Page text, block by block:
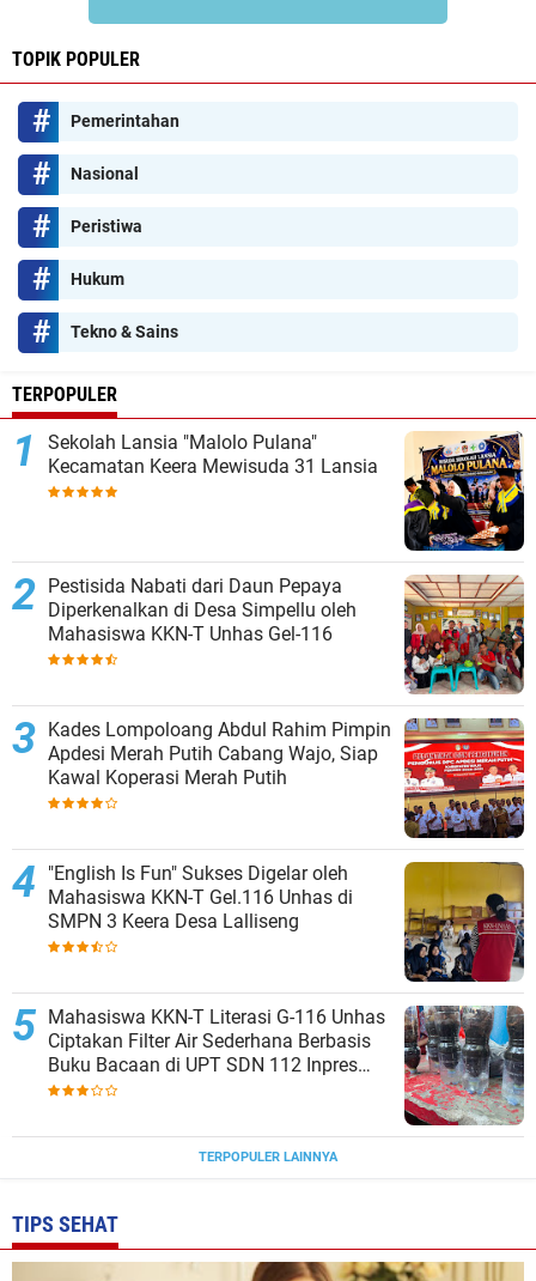
TOPIK POPULER
Pemerintahan
Nasional
Peristiwa
Hukum
Tekno & Sains
TERPOPULER
Sekolah Lansia "Malolo Pulana"
Kecamatan Keera Mewisuda 31 Lansia
Pestisida Nabati dari Daun Pepaya
Diperkenalkan di Desa Simpellu oleh
Mahasiswa KKN-T Unhas Gel-116
Kades Lompoloang Abdul Rahim Pimpin
Apdesi Merah Putih Cabang Wajo, Siap
Kawal Koperasi Merah Putih
"English Is Fun" Sukses Digelar oleh
Mahasiswa KKN-T Gel.116 Unhas di
SMPN 3 Keera Desa Lalliseng
Mahasiswa KKN-T Literasi G-116 Unhas
Ciptakan Filter Air Sederhana Berbasis
Buku Bacaan di UPT SDN 112 Inpres
Bontomanai
TERPOPULER LAINNYA
TIPS SEHAT